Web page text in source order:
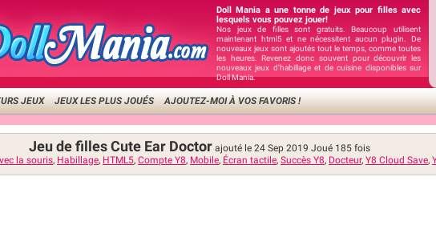
Doll Mania a une tonne de jeux pour filles avec
lesquels vous pouvez jouer!
Nos jeux de filles sont gratuits. Beaucoup utilisent
maintenant html5 et ne nécessitent aucun plugin. De
nouveaux jeux sont ajoutés tout le temps, comme toutes
les heures. Revenez donc souvent pour découvrir les
nouveaux jeux d'habillage et de cuisine disponibles sur
Doll Mania.
JEUX JEUX LES PLUS JOUÉS AJOUTEZ-MOI À VOS FAVORIS !
Jeu de filles Cute Ear Doctor ajouté le 24 Sep 2019 Joué 185 fois
la souris, Habillage, HTML5, Compte Y8, Mobile, Écran tactile, Succès Y8, Docteur, Y8 Cloud Save,